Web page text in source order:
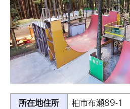
所在地住所 柏市布瀬89-1